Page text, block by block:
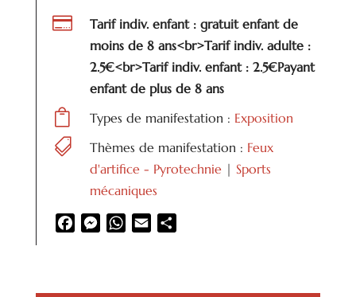

Tarif indiv. enfant : gratuit enfant de
moins de 8 ans<br>Tarif indiv. adulte :
2.5€<br>Tarif indiv. enfant : 2.5€Payant
enfant de plus de 8 ans
 Types de manifestation : Exposition
 Thèmes de manifestation : Feux
d'artifice - Pyrotechnie| Sports
mécaniques
FacebookMessenger
WhatsApp
Email